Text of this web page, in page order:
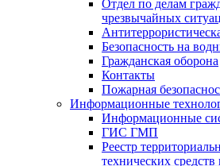
Отдел по делам
чрезвычайных
Безопасность на
Гражданская оборона
Контакты
Пожарная
Информационные
Информационные
ГИС ГМП
Реестр
технических